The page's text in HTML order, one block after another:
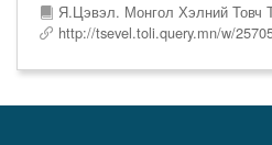
Я.Цэвэл. Монгол Хэлний Товч
http://tsevel.toli.query.mn/w/